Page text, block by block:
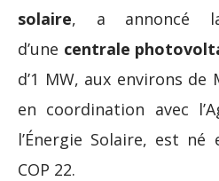
solaire, a annoncé
d’une centrale
d’1 MW, aux environs
en coordination avec
l’Énergie Solaire, est
COP 22.